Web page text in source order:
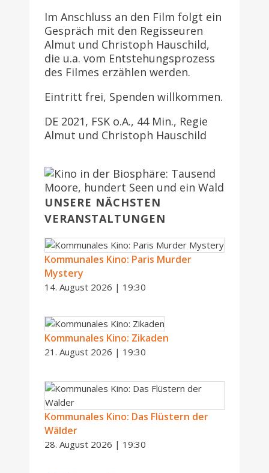
Im Anschluss an den Film folgt ein
Gespräch mit den Regisseuren
Almut und Christoph Hauschild,
die u.a. vom Entstehungsprozess
des Filmes erzählen werden.
Eintritt frei, Spenden willkommen.
DE 2021, FSK o.A., 44 Min., Regie
Almut und Christoph Hauschild
UNSERE NÄCHSTEN
VERANSTALTUNGEN
Kommunales Kino: Paris Murder
Mystery
14. August 2026 | 19:30
Kommunales Kino: Zikaden
21. August 2026 | 19:30
Kommunales Kino: Das Flüstern der
Wälder
28. August 2026 | 19:30